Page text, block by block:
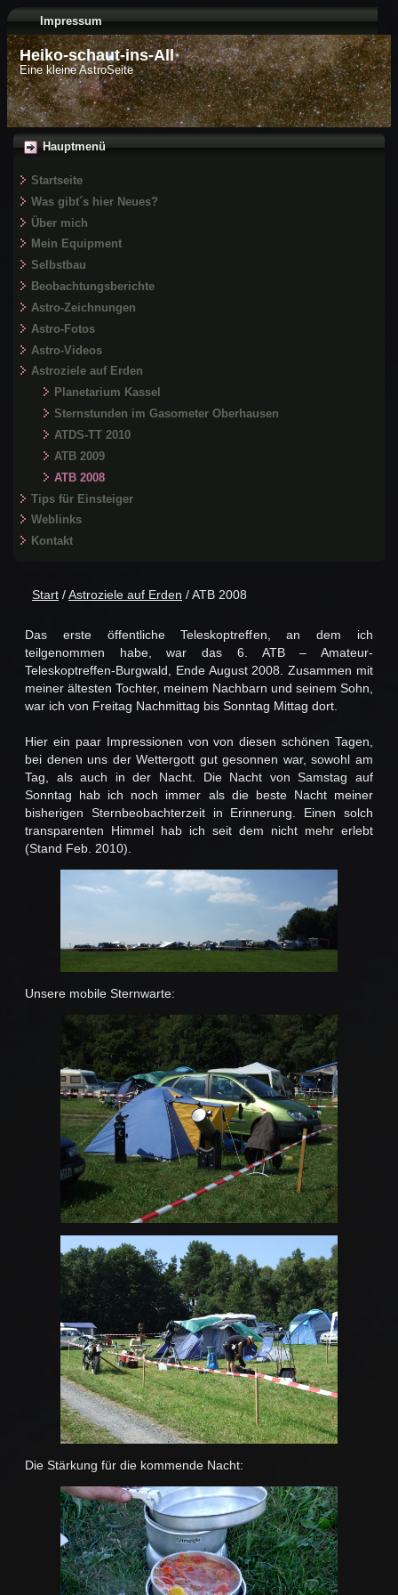
Impressum
Heiko-schaut-ins-All
Eine kleine AstroSeite
Hauptmenü
Startseite
Was gibt´s hier Neues?
Über mich
Mein Equipment
Selbstbau
Beobachtungsberichte
Astro-Zeichnungen
Astro-Fotos
Astro-Videos
Astroziele auf Erden
Planetarium Kassel
Sternstunden im Gasometer Oberhausen
ATDS-TT 2010
ATB 2009
ATB 2008
Tips für Einsteiger
Weblinks
Kontakt
Start /Astroziele auf Erden / ATB 2008
Das erste öffentliche Teleskoptreffen, an dem ich
teilgenommen habe, war das 6. ATB – Amateur-
Teleskoptreffen-Burgwald, Ende August 2008. Zusammen mit
meiner ältesten Tochter, meinem Nachbarn und seinem Sohn,
war ich von Freitag Nachmittag bis Sonntag Mittag dort.
Hier ein paar Impressionen von von diesen schönen Tagen,
bei denen uns der Wettergott gut gesonnen war, sowohl am
Tag, als auch in der Nacht. Die Nacht von Samstag auf
Sonntag hab ich noch immer als die beste Nacht meiner
bisherigen Sternbeobachterzeit in Erinnerung. Einen solch
transparenten Himmel hab ich seit dem nicht mehr erlebt
(Stand Feb. 2010).
Unsere mobile Sternwarte:
Die Stärkung für die kommende Nacht: